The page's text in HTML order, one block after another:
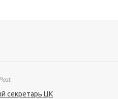
секретарь ЦК